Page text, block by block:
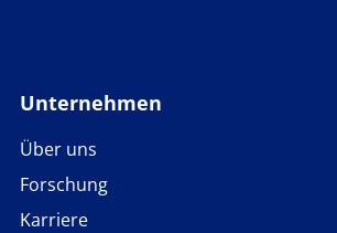
Unternehmen
Über uns
Forschung
Karriere